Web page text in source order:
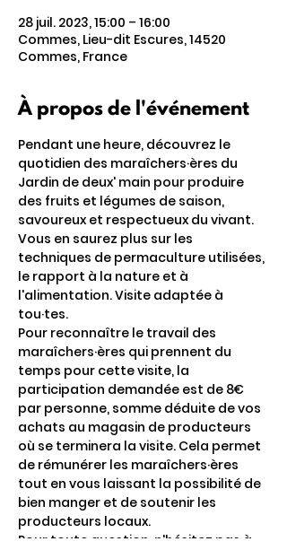
28 juil. 2023, 15:00 – 16:00
Commes, Lieu-dit Escures, 14520
Commes, France
À propos de l'événement
Pendant une heure, découvrez le
quotidien des maraîchers·ères du
Jardin de deux' main pour produire
des fruits et légumes de saison,
savoureux et respectueux du vivant.
Vous en saurez plus sur les
techniques de permaculture utilisées,
le rapport à la nature et à
l'alimentation. Visite adaptée à
tou·tes.
Pour reconnaître le travail des
maraîchers·ères qui prennent du
temps pour cette visite, la
participation demandée est de 8€
par personne, somme déduite de vos
achats au magasin de producteurs
où se terminera la visite. Cela permet
de rémunérer les maraîchers·ères
tout en vous laissant la possibilité de
bien manger et de soutenir les
producteurs locaux.
Pour toute question, n'hésitez pas à